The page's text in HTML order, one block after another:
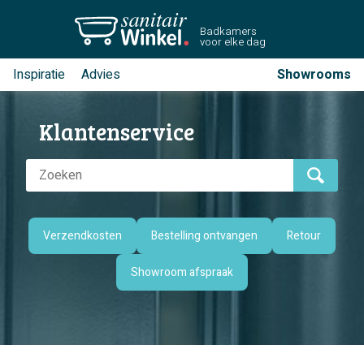
Badkamers
voor elke dag
Inspiratie Advies Showrooms
Klantenservice
Verzendkosten Bestelling ontvangen Retour
Showroom afspraak